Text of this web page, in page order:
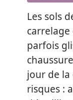
Les sols
parfois
jour de
risques :